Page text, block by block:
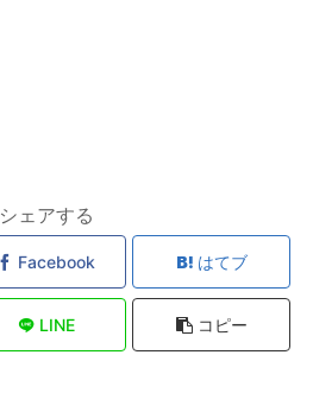
シェアする
Facebook はてブ
LINE コピー